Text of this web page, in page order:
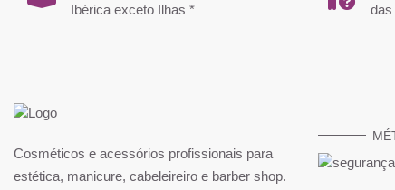
Ibérica exceto Ilhas *
das
Cosméticos e acessórios profissionais para
estética, manicure, cabeleireiro e barber shop.